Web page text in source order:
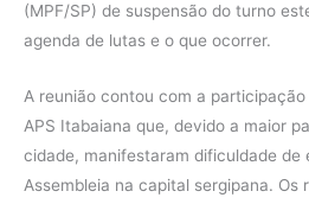
(MPF/SP) de suspensão do turno
agenda de lutas e o que ocorrer.
A reunião contou com a
APS Itabaiana que, devido a maior
cidade, manifestaram dificuldade de
Assembleia na capital sergipana. Os